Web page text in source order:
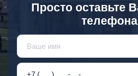
Просто оставьте